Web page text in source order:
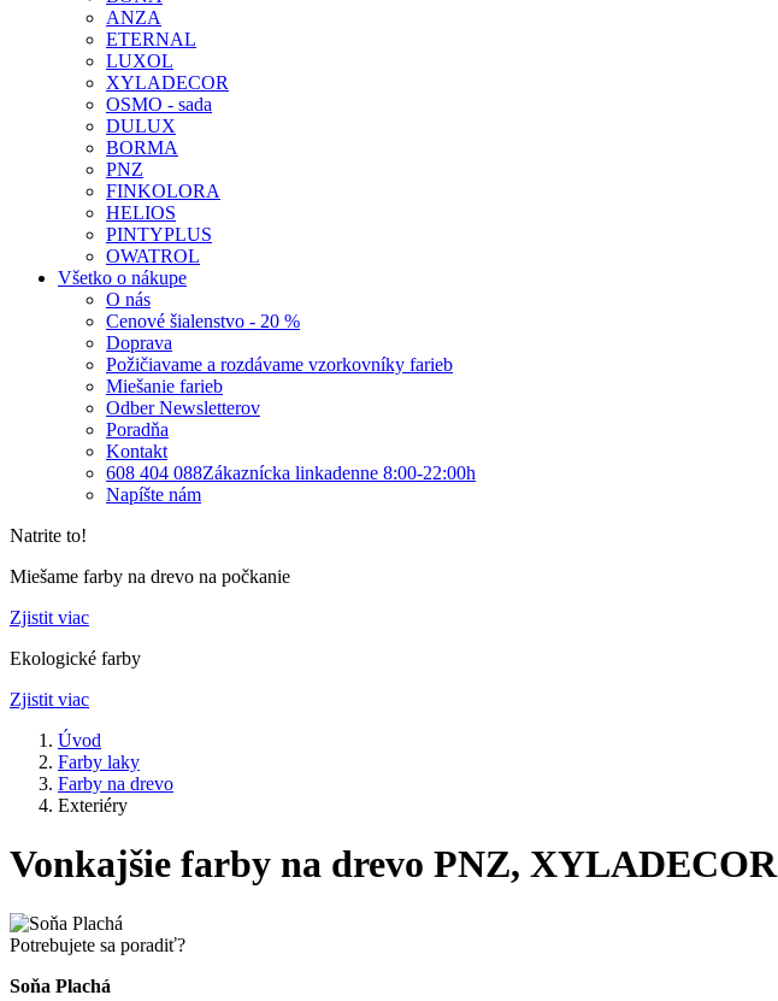
ANZA
ETERNAL
LUXOL
XYLADECOR
OSMO - sada
DULUX
BORMA
PNZ
FINKOLORA
HELIOS
PINTYPLUS
OWATROL
Všetko o nákupe
O nás
Cenové šialenstvo - 20 %
Doprava
Požičiavame a rozdávame vzorkovníky farieb
Miešanie farieb
Odber Newsletterov
Poradňa
Kontakt
608 404 088Zákaznícka linkadenne 8:00-22:00h
Napíšte nám
Natrite to!
Miešame farby na drevo na počkanie
Zjistit viac
Ekologické farby
Zjistit viac
Úvod
Farby laky
Farby na drevo
Exteriéry
Vonkajšie farby na drevo PNZ, XYLADECOR
Potrebujete sa poradiť?
Soňa Plachá